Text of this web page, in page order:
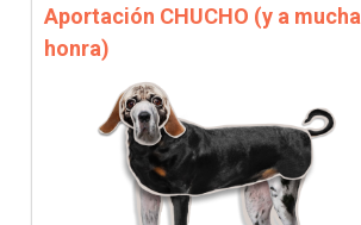
Aportación CHUCHO (y a mucha
honra)